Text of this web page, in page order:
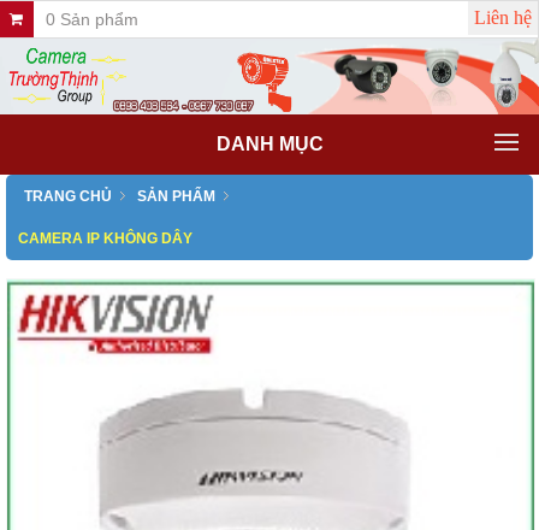
0 Sản phẩm Liên hệ
DANH MỤC
TRANG CHỦ SẢN PHẨM
CAMERA IP KHÔNG DÂY